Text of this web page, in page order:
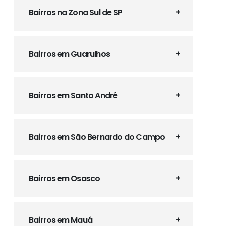
Bairros na Zona Sul de SP
Bairros em Guarulhos
Bairros em Santo André
Bairros em São Bernardo do Campo
Bairros em Osasco
Bairros em Mauá